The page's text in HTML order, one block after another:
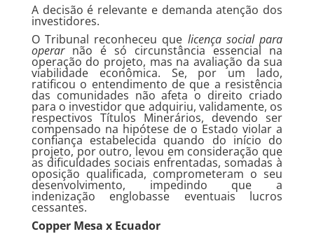
A decisão é relevante e demanda atenção dos
investidores.
O Tribunal reconheceu que licença social para
operarnão é só circunstância essencial na
operação do projeto, mas na avaliação da sua
viabilidade econômica. Se, por um lado,
ratificou o entendimento de que a resistência
das comunidades não afeta o direito criado
para o investidor que adquiriu, validamente, os
respectivos Títulos Minerários, devendo ser
compensado na hipótese de o Estado violar a
confiança estabelecida quando do início do
projeto, por outro, levou em consideração que
as dificuldades sociais enfrentadas, somadas à
oposição qualificada, comprometeram o seu
desenvolvimento, impedindo que a
indenização englobasse eventuais lucros
cessantes.
Copper Mesa x Ecuador